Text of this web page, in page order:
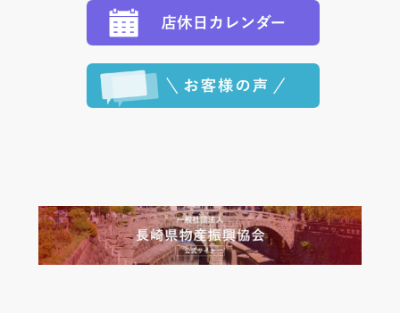
程に合わせてお届けいたします。）